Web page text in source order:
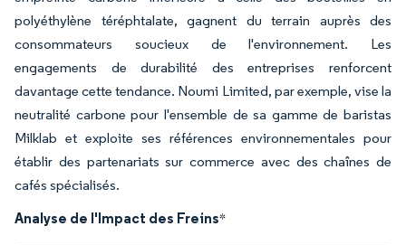
polyéthylène téréphtalate, gagnent du terrain auprès des
consommateurs soucieux de l'environnement. Les
engagements de durabilité des entreprises renforcent
davantage cette tendance. Noumi Limited, par exemple, vise la
neutralité carbone pour l'ensemble de sa gamme de baristas
Milklab et exploite ses références environnementales pour
établir des partenariats sur commerce avec des chaînes de
cafés spécialisés.
Analyse de l'Impact des Freins*